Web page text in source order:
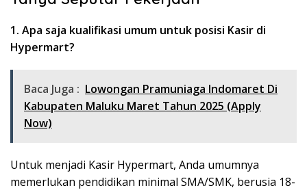
1. Apa saja kualifikasi umum untuk posisi Kasir di
Hypermart?
Baca Juga : Lowongan Pramuniaga Indomaret Di
Kabupaten Maluku Maret Tahun 2025 (Apply
Now)
Untuk menjadi Kasir Hypermart, Anda umumnya
memerlukan pendidikan minimal SMA/SMK, berusia 18-